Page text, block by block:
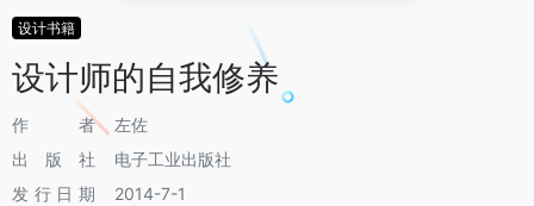
设计书籍
设计师的自我修养
作者
左佐
出版社
电子工业出版社
发行日期
2014-7-1